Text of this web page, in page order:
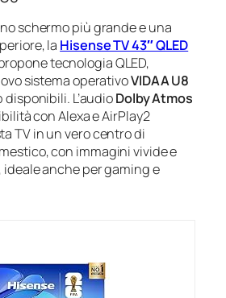
schermo più grande e una
la Hisense TV 43″ QLED
tecnologia QLED,
sistema operativoVIDAA U8
L’audioDolby Atmos
con Alexa e AirPlay2
TV in un vero centro di
con immagini vivide e
ideale anche per gaming e